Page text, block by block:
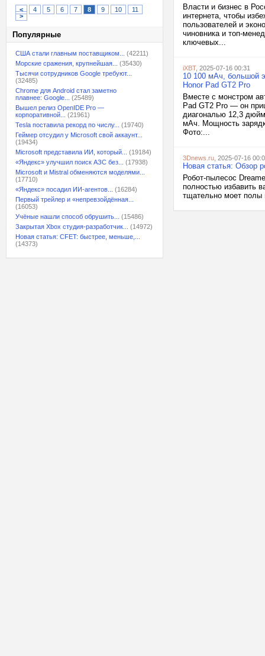
< 4 5 6 7 8 9 10
11
>
Популярные
США стали главным поставщиком...
(42211)
Морские сражения, крупнейшая...
(35430)
Тысячи сотрудников Google требуют...
(32485)
Chrome для Android стал заметно
плавнее: Google...
(25489)
Вышел релиз OpenIDE Pro —
корпоративной...
(21961)
Tesla поставила рекорд по числу...
(19740)
Геймер отсудил у Microsoft свой аккаунт...
(19434)
Microsoft представила ИИ, который...
(19184)
«Яндекс» улучшил поиск АЗС без...
(17938)
Microsoft и Mistral обменяются моделями...
(17710)
«Яндекс» посадил ИИ-агентов...
(16284)
Первый трейлер и «непревзойдённая...
(16053)
Учёные нашли способ обрушить...
(15486)
Закрытая Xbox студия-разработчик...
(14972)
Новая статья: CFET: быстрее, меньше,...
(14373)
Власти и бизнес в
интернета, чтобы
пользователей и
чиновника и топ-
ключевых...
iXBT, 2025-07-16 00:31
10 100 мАч, большой
Honor Pad GT2 Pro
Вместе с монстром
Pad GT2 Pro — он
диагональю 12,3
мАч. Мощность
Фото:...
3Dnews.ru , 2025-07-16
Новая статья: Обзор
Робот-пылесос
полностью избавить
тщательно моет полы